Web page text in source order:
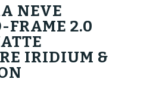
NEVE
FRAME 2.0
IRIDIUM &